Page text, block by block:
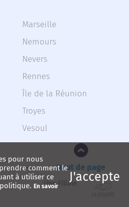
Marseille
Nemours
Nevers
Rennes
Île de la Réunion
Troyes
Vesoul
Haut de page
Une Filiale
pour nous
comment le
à utiliser ce
En savoir
J'accepte